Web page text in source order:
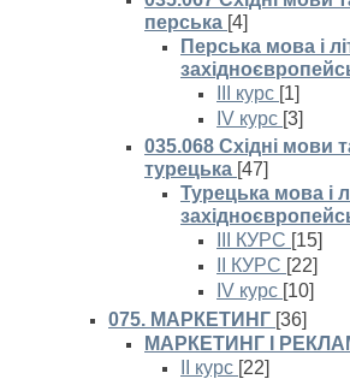
перська [4]
Перська мова і
III курс [1]
IV курс [3]
035.068 Східні мови
турецька [47]
Турецька мова і
ІІІ КУРС [15]
ІІ КУРС [22]
IV курс [10]
075. МАРКЕТИНГ [36]
МАРКЕТИНГ І
II курс [22]